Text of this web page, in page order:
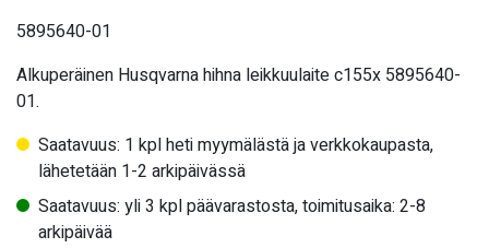
5895640-01
Alkuperäinen Husqvarna hihna leikkuulaite c155x 5895640-
01.
Saatavuus: 1 kpl heti myymälästä ja verkkokaupasta,
lähetetään 1-2 arkipäivässä
Saatavuus: yli 3 kpl päävarastosta, toimitusaika: 2-8
arkipäivää